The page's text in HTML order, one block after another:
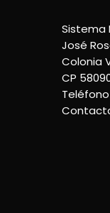
Sistema
José
Colonia
CP
Teléfono